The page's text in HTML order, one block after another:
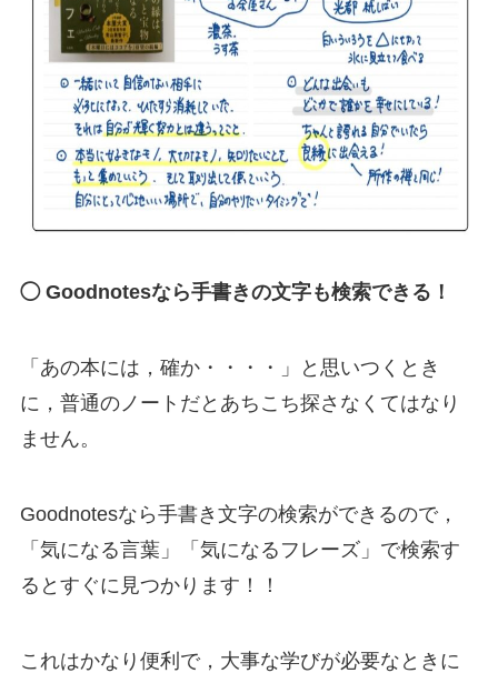
◯ Goodnotesなら手書きの文字も検索できる！
「あの本には，確か・・・・」と思いつくとき
に，普通のノートだとあちこち探さなくてはなり
ません。
Goodnotesなら手書き文字の検索ができるので，
「気になる言葉」「気になるフレーズ」で検索す
るとすぐに見つかります！！
これはかなり便利で，大事な学びが必要なときに